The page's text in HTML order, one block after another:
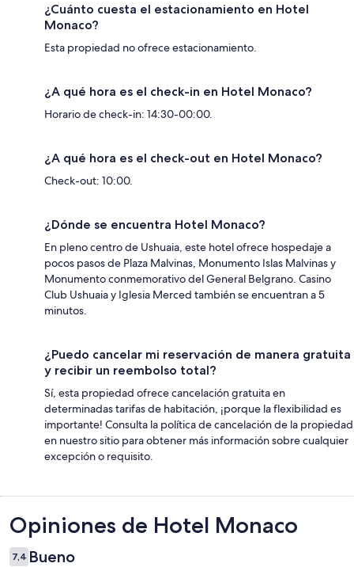
¿Cuánto cuesta el estacionamiento en Hotel
Monaco?
Esta propiedad no ofrece estacionamiento.
¿A qué hora es el check-in en Hotel Monaco?
Horario de check-in: 14:30-00:00.
¿A qué hora es el check-out en Hotel Monaco?
Check-out: 10:00.
¿Dónde se encuentra Hotel Monaco?
En pleno centro de Ushuaia, este hotel ofrece hospedaje a
pocos pasos de Plaza Malvinas, Monumento Islas Malvinas y
Monumento conmemorativo del General Belgrano. Casino
Club Ushuaia y Iglesia Merced también se encuentran a 5
minutos.
¿Puedo cancelar mi reservación de manera gratuita
y recibir un reembolso total?
Sí, esta propiedad ofrece cancelación gratuita en
determinadas tarifas de habitación, ¡porque la flexibilidad es
importante! Consulta la política de cancelación de la propiedad
en nuestro sitio para obtener más información sobre cualquier
excepción o requisito.
Opiniones
Opiniones de Hotel Monaco
7,4 Bueno